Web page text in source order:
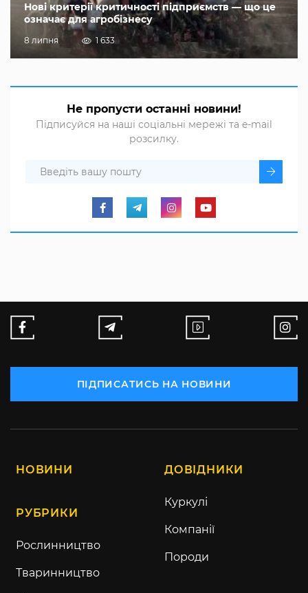
Нові критерії критичності підприємств — що це
означає для агробізнесу
8 липня 1 633
Не пропусти останні новини!
Підписуйся на наші соціальні мережі та e-mail
розсилку.
ПІДПИСАТИСЬ НА НОВИНИ
НОВИНИ
РУБРИКИ
Рослинництво
Тваринництво
ДОВІДНИКИ
Куркулі
Компанії
Породи